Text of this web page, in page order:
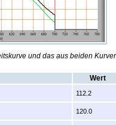
und das aus beiden
Wert
112.2
120.0